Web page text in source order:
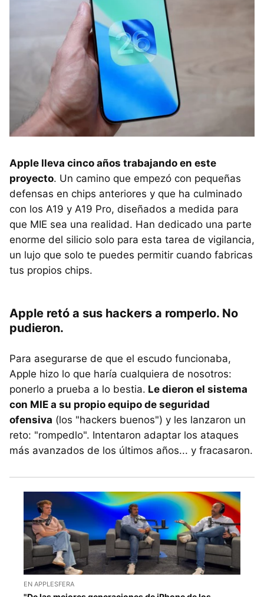
Apple lleva cinco años trabajando en este
proyecto. Un camino que empezó con pequeñas
defensas en chips anteriores y que ha culminado
con los A19 y A19 Pro, diseñados a medida para
que MIE sea una realidad. Han dedicado una parte
enorme del silicio solo para esta tarea de vigilancia,
un lujo que solo te puedes permitir cuando fabricas
tus propios chips.
Apple retó a sus hackers a romperlo. No
pudieron.
Para asegurarse de que el escudo funcionaba,
Apple hizo lo que haría cualquiera de nosotros:
ponerlo a prueba a lo bestia. Le dieron el sistema
con MIE a su propio equipo de seguridad
ofensiva (los "hackers buenos") y les lanzaron un
reto: "rompedlo". Intentaron adaptar los ataques
más avanzados de los últimos años... y fracasaron.
EN APPLESFERA